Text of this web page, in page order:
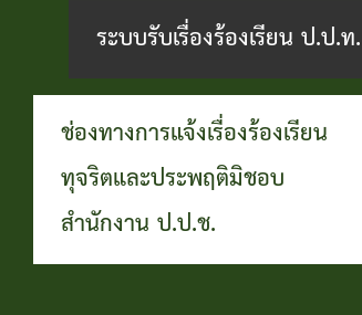
ระบบรับเรื่องร้องเรียน ป.ป.ท.
ช่องทางการแจ้งเรื่องร้องเรียน
ทุจริตและประพฤติมิชอบ
สำนักงาน ป.ป.ช.